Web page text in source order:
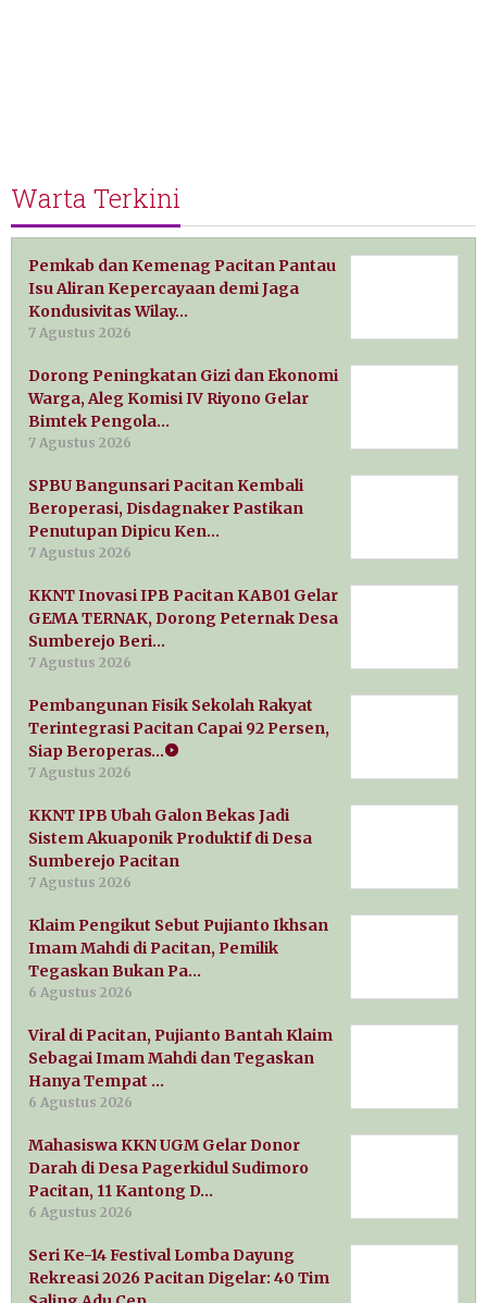
Warta Terkini
Pemkab dan Kemenag Pacitan Pantau
Isu Aliran Kepercayaan demi Jaga
Kondusivitas Wilay…
7 Agustus 2026
Dorong Peningkatan Gizi dan Ekonomi
Warga, Aleg Komisi IV Riyono Gelar
Bimtek Pengola…
7 Agustus 2026
SPBU Bangunsari Pacitan Kembali
Beroperasi, Disdagnaker Pastikan
Penutupan Dipicu Ken…
7 Agustus 2026
KKNT Inovasi IPB Pacitan KAB01 Gelar
GEMA TERNAK, Dorong Peternak Desa
Sumberejo Beri…
7 Agustus 2026
Pembangunan Fisik Sekolah Rakyat
Terintegrasi Pacitan Capai 92 Persen,
Siap Beroperas…
7 Agustus 2026
KKNT IPB Ubah Galon Bekas Jadi
Sistem Akuaponik Produktif di Desa
Sumberejo Pacitan
7 Agustus 2026
Klaim Pengikut Sebut Pujianto Ikhsan
Imam Mahdi di Pacitan, Pemilik
Tegaskan Bukan Pa…
6 Agustus 2026
Viral di Pacitan, Pujianto Bantah Klaim
Sebagai Imam Mahdi dan Tegaskan
Hanya Tempat …
6 Agustus 2026
Mahasiswa KKN UGM Gelar Donor
Darah di Desa Pagerkidul Sudimoro
Pacitan, 11 Kantong D…
6 Agustus 2026
Seri Ke-14 Festival Lomba Dayung
Rekreasi 2026 Pacitan Digelar: 40 Tim